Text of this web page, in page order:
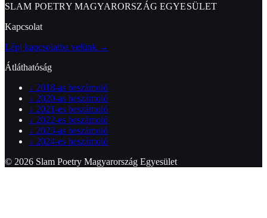
SLAM POETRY MAGYARORSZÁG EGYESÜLET
Kapcsolat
Lépj kapcsolatba velünk →
Átláthatóság
↓ 2018-as beszámoló
↓ 2020-as beszámoló
↓ 2021-es beszámoló
↓ 2022-es beszámoló
↓ 2023-as beszámoló
↓ 2024-es beszámoló
© 2026 Slam Poetry Magyarország Egyesület